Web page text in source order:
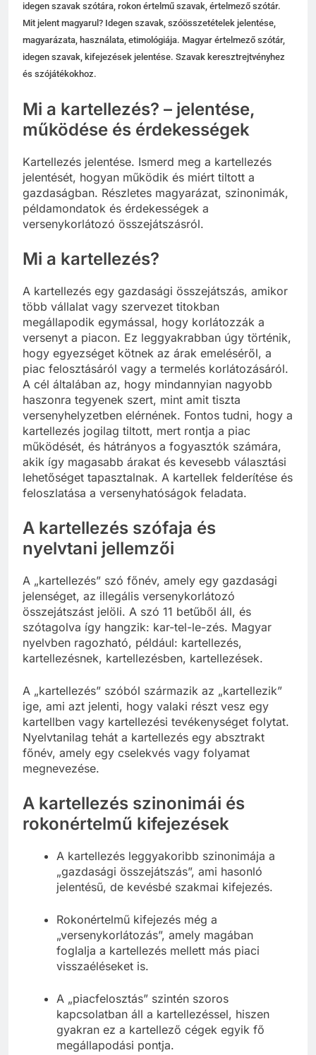
idegen szavak szótára, rokon értelmű szavak, értelmező szótár.
Mit jelent magyarul? Idegen szavak, szóösszetételek jelentése,
magyarázata, használata, etimológiája. Magyar értelmező szótár,
idegen szavak, kifejezések jelentése. Szavak keresztrejtvényhez
és szójátékokhoz.
Mi a kartellezés? – jelentése,
működése és érdekességek
Kartellezés jelentése. Ismerd meg a kartellezés
jelentését, hogyan működik és miért tiltott a
gazdaságban. Részletes magyarázat, szinonimák,
példamondatok és érdekességek a
versenykorlátozó összejátszásról.
Mi a kartellezés?
A kartellezés egy gazdasági összejátszás, amikor
több vállalat vagy szervezet titokban
megállapodik egymással, hogy korlátozzák a
versenyt a piacon. Ez leggyakrabban úgy történik,
hogy egyezséget kötnek az árak emeléséről, a
piac felosztásáról vagy a termelés korlátozásáról.
A cél általában az, hogy mindannyian nagyobb
haszonra tegyenek szert, mint amit tiszta
versenyhelyzetben elérnének. Fontos tudni, hogy a
kartellezés jogilag tiltott, mert rontja a piac
működését, és hátrányos a fogyasztók számára,
akik így magasabb árakat és kevesebb választási
lehetőséget tapasztalnak. A kartellek felderítése és
feloszlatása a versenyhatóságok feladata.
A kartellezés szófaja és
nyelvtani jellemzői
A „kartellezés” szó főnév, amely egy gazdasági
jelenséget, az illegális versenykorlátozó
összejátszást jelöli. A szó 11 betűből áll, és
szótagolva így hangzik: kar-tel-le-zés. Magyar
nyelvben ragozható, például: kartellezés,
kartellezésnek, kartellezésben, kartellezések.
A „kartellezés” szóból származik az „kartellezik”
ige, ami azt jelenti, hogy valaki részt vesz egy
kartellben vagy kartellezési tevékenységet folytat.
Nyelvtanilag tehát a kartellezés egy absztrakt
főnév, amely egy cselekvés vagy folyamat
megnevezése.
A kartellezés szinonimái és
rokonértelmű kifejezések
A kartellezés leggyakoribb szinonimája a
„gazdasági összejátszás”, ami hasonló
jelentésű, de kevésbé szakmai kifejezés.
Rokonértelmű kifejezés még a
„versenykorlátozás”, amely magában
foglalja a kartellezés mellett más piaci
visszaéléseket is.
A „piacfelosztás” szintén szoros
kapcsolatban áll a kartellezéssel, hiszen
gyakran ez a kartellező cégek egyik fő
megállapodási pontja.